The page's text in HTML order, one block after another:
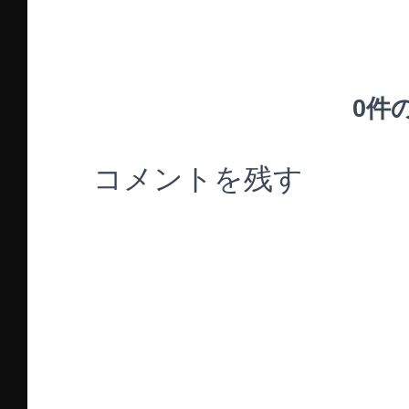
0件
コメントを残す